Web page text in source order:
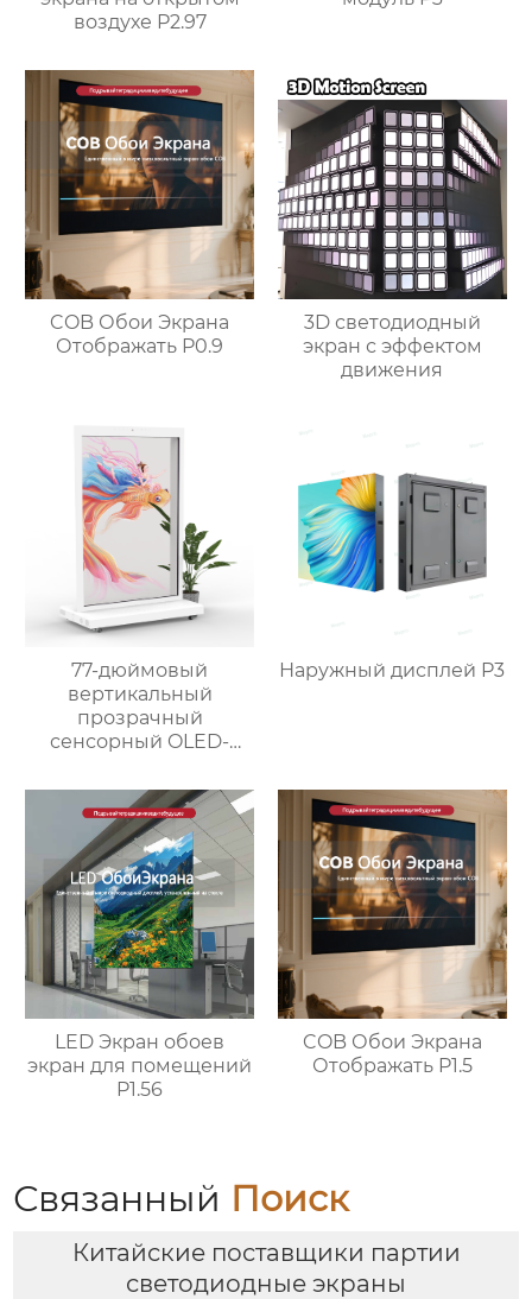
воздухе P2.97
COB Обои Экрана
Отображать P0.9
3D светодиодный
экран с эффектом
движения
77-дюймовый
вертикальный
прозрачный
сенсорный OLED-
Наружный дисплей P3
LED Экран обоев
экран для помещений
P1.56
COB Обои Экрана
Отображать P1.5
Связанный Поиск
Китайские поставщики партии
светодиодные экраны